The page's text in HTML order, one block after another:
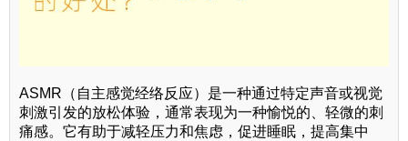
ASMR（自主感觉经络反应）是一种通过特定声音或视觉
刺激引发的放松体验，通常表现为一种愉悦的、轻微的刺
痛感。它有助于减轻压力和焦虑，促进睡眠，提高集中